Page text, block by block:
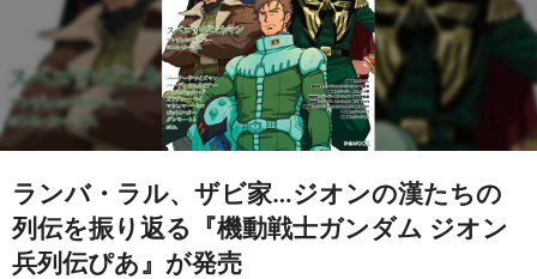
ランバ・ラル、ザビ家…ジオンの漢たちの
列伝を振り返る『機動戦士ガンダム ジオン
兵列伝ぴあ』が発売